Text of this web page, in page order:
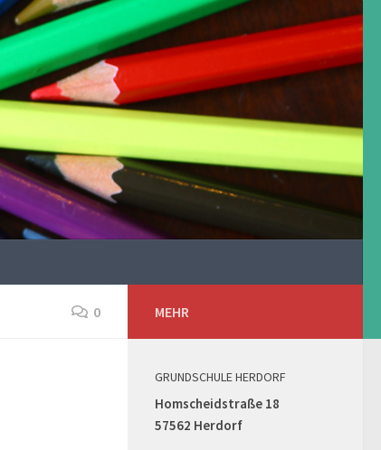
0 MEHR
GRUNDSCHULE HERDORF
Homscheidstraße 18
57562 Herdorf